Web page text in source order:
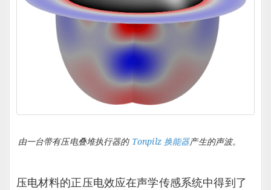
由一台带有压电叠堆执行器的 Tonpilz 换能器产生的声波。
压电材料的正压电效应在声学传感系统中得到了